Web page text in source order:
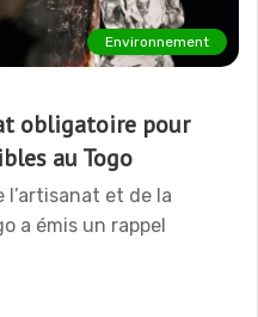
Environnement
obligatoire pour
au Togo
l’artisanat et de la
a émis un rappel